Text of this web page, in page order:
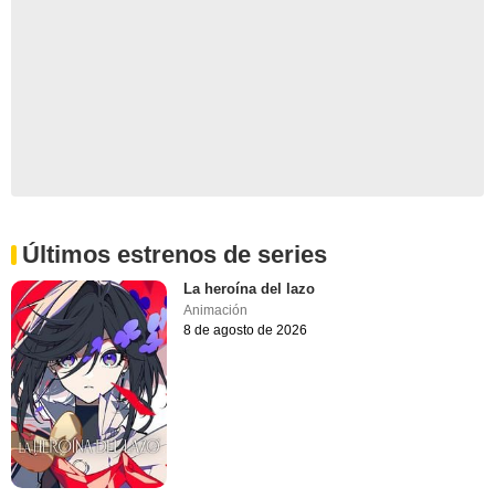
Últimos estrenos de series
La heroína del lazo
Animación
8 de agosto de 2026